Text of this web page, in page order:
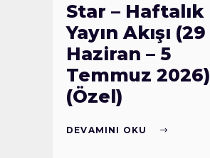
Star – Haftalık
Yayın Akışı (29
Haziran – 5
Temmuz 2026)
(Özel)
DEVAMINI OKU